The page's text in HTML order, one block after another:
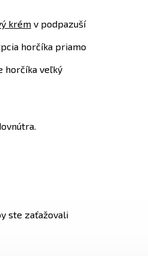
krém v podpazuší
horčíka priamo
horčíka veľký
ste zaťažovali